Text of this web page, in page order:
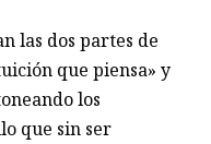
las dos partes de
que piensa» y
los
que sin ser